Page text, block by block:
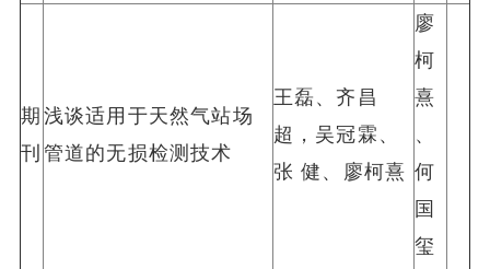
期
刊
浅谈适用于天然气站场
管道的无损检测技术
王磊、齐昌
超，吴冠霖、
张 健、廖柯熹
廖
柯
熹
、
何
国
玺